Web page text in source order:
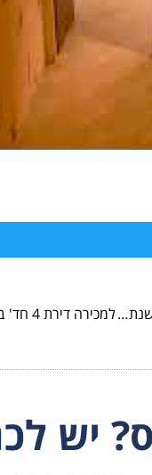
למכירה בשכ' אגמים,דירת 4 חד' מרווחת ומושקעת ברמה גבוהה בבניין בן שנתיים בלבד! קומה 3 מתוך 13 עם 3 מעליות.מרפסת מקורה ומפנקת עם נוף פתוח.חדרי שינה מרווחים וממוזגים.חנייה פרטית.מחיר 1850000 ש"ח
יש